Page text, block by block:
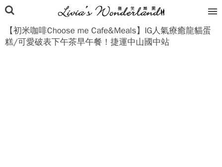
【初米咖啡Choose me Cafe&Meals】IG人氣療癒龍貓蛋
糕/可愛破表下午茶早午餐！捷運中山國中站